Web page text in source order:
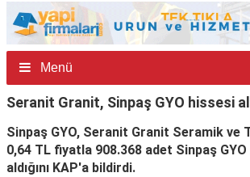
Menü
Seranit Granit, Sinpaş GYO hissesi
Sinpaş GYO, Seranit Granit Seramik ve
0,64 TL fiyatla 908.368 adet Sinpaş
aldığını KAP'a bildirdi.